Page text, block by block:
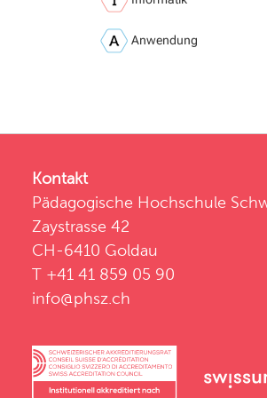
Anwendung
Kontakt
Pädagogische Hochschule
Zaystrasse 42
CH-6410 Goldau
T +41 41 859 05 90
info@phsz.ch